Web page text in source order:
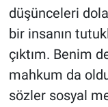
düşünceleri
bir insanın
çıktım. Benim
mahkum da
sözler sosyal